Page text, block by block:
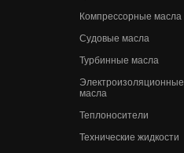
Компрессорные масла
Судовые масла
Турбинные масла
Электроизоляционные
масла
Теплоносители
Технические жидкости